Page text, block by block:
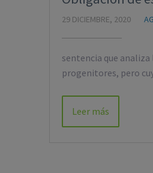
29 DICIEMBRE, 2020
sentencia que
progenitores, pero
Leer más